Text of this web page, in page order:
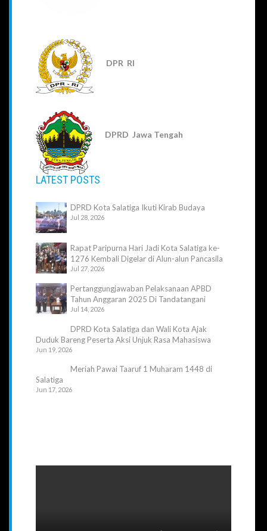
DPR RI
DPRD Jawa Tengah
LATEST POSTS
DPRD Kota Salatiga Ikuti Kirab Budaya
Jul 28, 2026
Rapat Paripurna Hari Jadi Kota Salatiga ke-
1276 Kembali Digelar di Alun-alun Pancasila
Jul 27, 2026
Pertanggungjawaban Pelaksanaan APBD
Tahun Anggaran 2025 Di Tandatangani
Jul 14, 2026
DPRD Kota Salatiga dan Wali Kota Ajak
Duduk Bareng Peserta Aksi Unjuk Rasa Mahasiswa
Jun 19, 2026
Meriah Pawai Taaruf 1 Muharam 1448 di
Salatiga
Jun 17, 2026